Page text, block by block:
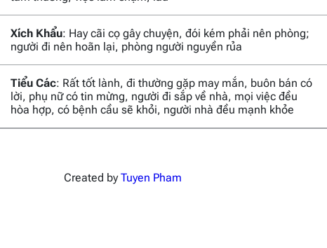
Xích Khẩu: Hay cãi cọ gây chuyện, đói kém phải nên phòng;
người đi nên hoãn lại, phòng người nguyền rủa
Tiểu Các: Rất tốt lành, đi thường gặp may mắn, buôn bán có
lời, phụ nữ có tin mừng, người đi sắp về nhà, mọi việc đều
hòa hợp, có bệnh cầu sẽ khỏi, người nhà đều mạnh khỏe
Created byTuyen Pham